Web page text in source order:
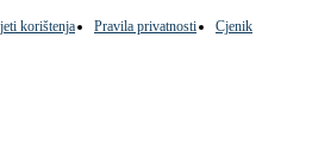
korištenja Pravila privatnosti
Cjenik